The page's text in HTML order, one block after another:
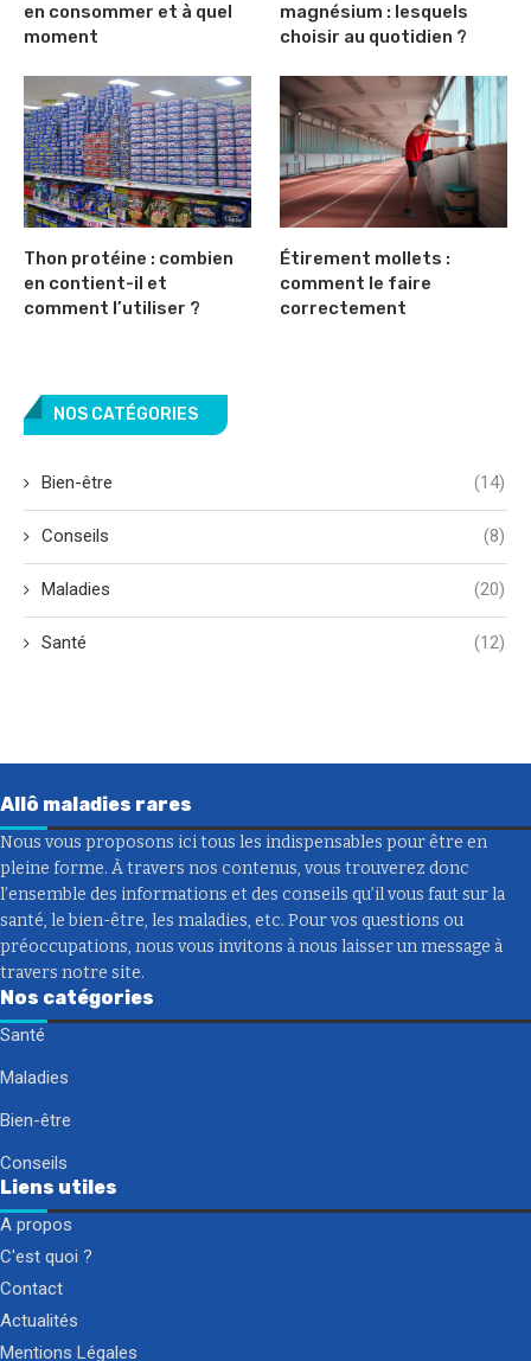
en consommer et à quel
moment
magnésium : lesquels
choisir au quotidien ?
Thon protéine : combien
en contient-il et
comment l’utiliser ?
Étirement mollets :
comment le faire
correctement
NOS CATÉGORIES
Bien-être (14)
Conseils (8)
Maladies (20)
Santé (12)
Allô maladies rares
Nous vous proposons ici tous les indispensables pour être en
pleine forme. À travers nos contenus, vous trouverez donc
l’ensemble des informations et des conseils qu’il vous faut sur la
santé, le bien-être, les maladies, etc. Pour vos questions ou
préoccupations, nous vous invitons à nous laisser un message à
travers notre site.
Nos catégories
Santé
Maladies
Bien-être
Conseils
Liens utiles
A propos
C'est quoi ?
Contact
Actualités
Mentions Légales